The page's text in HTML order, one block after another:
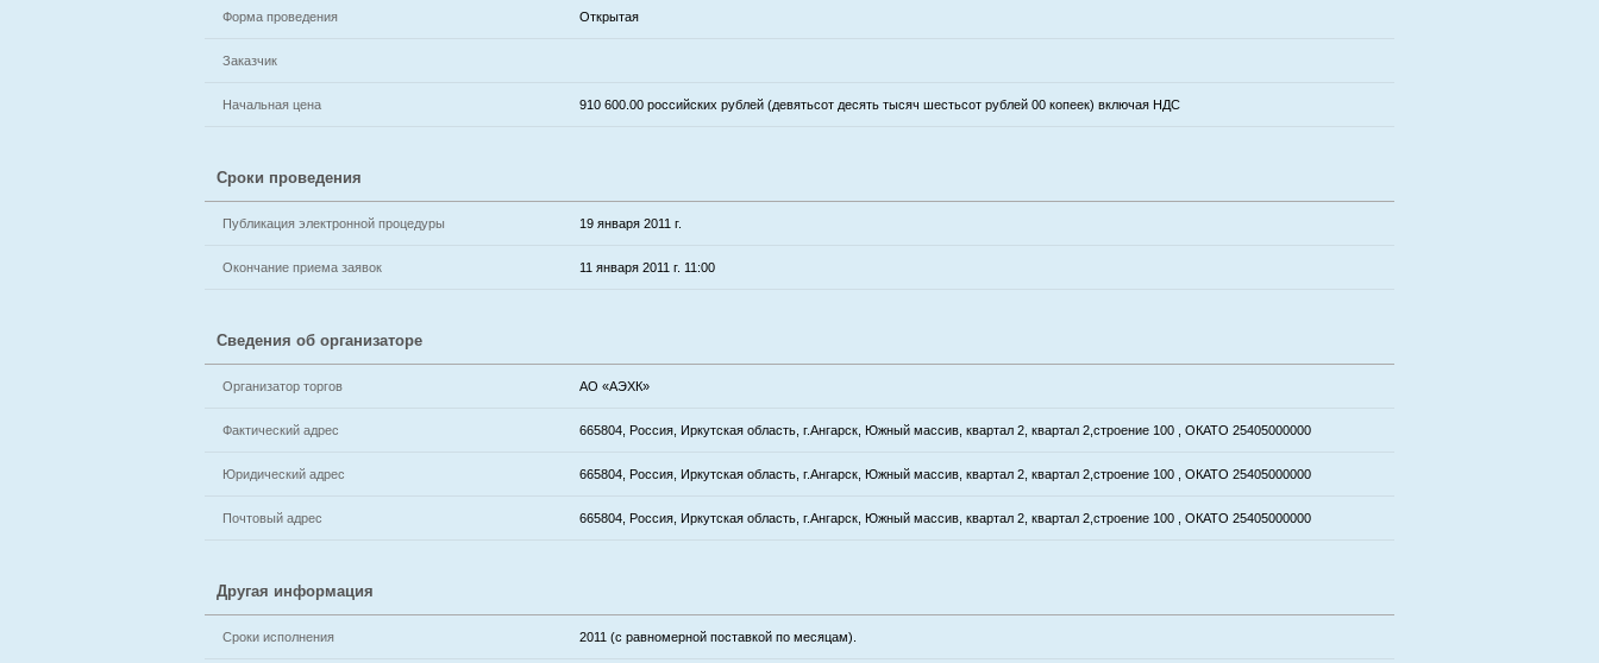
Форма проведения Открытая
Заказчик
Начальная цена 910 600.00 российских рублей (девятьсот десять тысяч шестьсот рублей 00 копеек) включая НДС
Сроки проведения
Публикация электронной процедуры 19 января 2011 г.
Окончание приема заявок 11 января 2011 г. 11:00
Сведения об организаторе
Организатор торгов АО «АЭХК»
Фактический адрес 665804, Россия, Иркутская область, г.Ангарск, Южный массив, квартал 2, квартал 2,строение 100 , ОКАТО 25405000000
Юридический адрес 665804, Россия, Иркутская область, г.Ангарск, Южный массив, квартал 2, квартал 2,строение 100 , ОКАТО 25405000000
Почтовый адрес 665804, Россия, Иркутская область, г.Ангарск, Южный массив, квартал 2, квартал 2,строение 100 , ОКАТО 25405000000
Другая информация
Сроки исполнения 2011 (с равномерной поставкой по месяцам).